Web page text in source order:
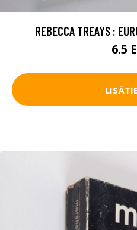
REBECCA TREAYS :
6.5